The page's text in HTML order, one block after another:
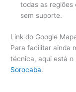
todas as regiões
sem suporte.
Link do Google
Para facilitar ainda
técnica, aqui está o
Sorocaba.